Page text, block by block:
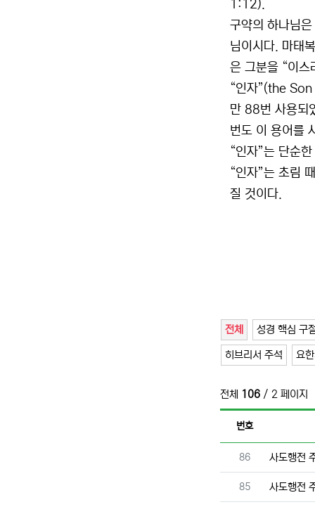
1:12).
구약의 하나님
님이시다. 마태
은 그분을 “이스
“인자”(the
만 88번 사용되
번도 이 용어를
“인자”는 단순
“인자”는 초림
질 것이다.
전체 성경 핵심 구
히브리서 주석 요
전체 106 / 2 페이지
번호
번호
86 사도행전
번호
85 사도행전